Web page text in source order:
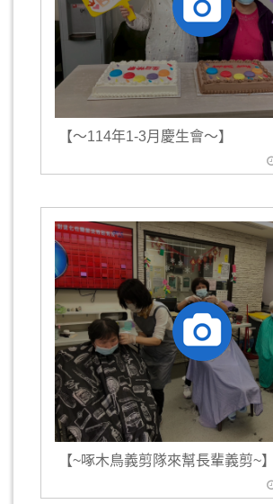
【～114年1-3月慶生會～】
【~啄木鳥義剪隊來幫長輩義剪~】